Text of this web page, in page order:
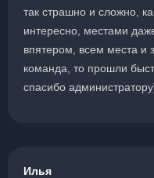
так страшно и сложно,
интересно, местами
впятером, всем места и
команда, то прошли
спасибо
Илья